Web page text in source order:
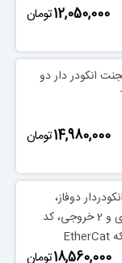
‎12,050,000تومان
انکودر دار دو
‎14,980,000تومان
دوفاز،
جریان 6.2 آمپر، دارای 4 ورودی و 2 خروجی، کد
‎18,560,000تومان